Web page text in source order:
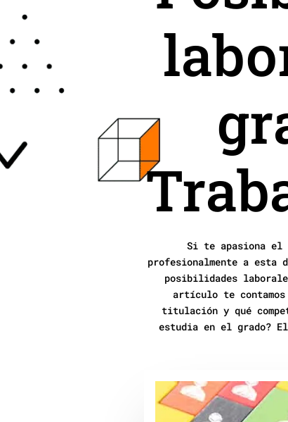
Si te apasiona
profesionalmente a
posibilidades
artículo te
titulación y qué
estudia en el grado?